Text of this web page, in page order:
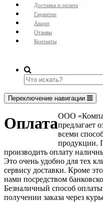
Доставка и оплата
Гарантии
Акции
Отзывы
Контакты
Переключение навигации
ОплатаООО
предлагает
всеми
продукции.
производить оплату
Это очень удобно для тех
сервису доставки. Кроме
нами посредством
Безналичный способ
получении заказа через